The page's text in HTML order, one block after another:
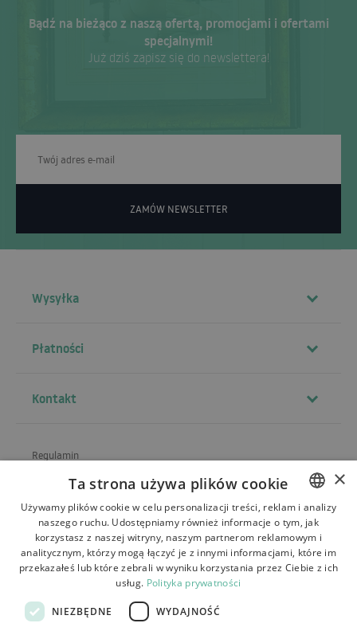
Bądź na bieżąco z naszą ofertą, promocjami i ofertami
specjalnymi!
Już dziś zapisz się do newslettera!
ZAMÓW NEWSLETTER
Wysyłka
Płatności
Kontakt
Regulamin
Wysyłka
Zwroty i reklamacje
Kontakt
POLISH
BULGARIAN
×
Ta strona używa plików cookie
Używamy plików cookie w celu personalizacji treści, reklam i analizy
naszego ruchu. Udostępniamy również informacje o tym, jak
korzystasz z naszej witryny, naszym partnerom reklamowym i
analitycznym, którzy mogą łączyć je z innymi informacjami, które im
przekazałeś lub które zebrali w wyniku korzystania przez Ciebie z ich
usług. Polityka prywatności
NIEZBĘDNE WYDAJNOŚĆ